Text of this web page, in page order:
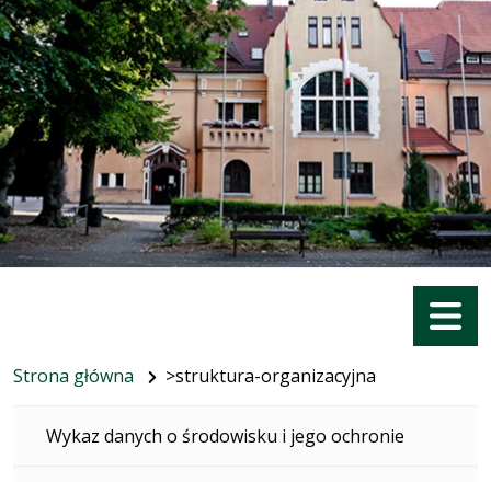
Menu
Strona główna >struktura-organizacyjna
Wykaz danych o środowisku i jego ochronie